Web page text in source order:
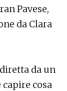
Pavese,
da Clara
da un
cosa